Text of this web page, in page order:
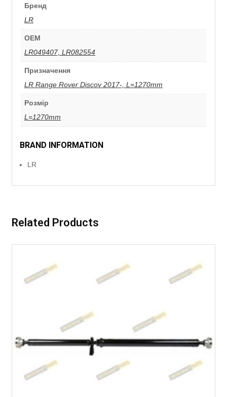
Бренд
LR
ОЕМ
LR049407, LR082554
Призначення
LR Range Rover Discov 2017-, L=1270mm
Розмір
L=1270mm
BRAND INFORMATION
LR
Related Products